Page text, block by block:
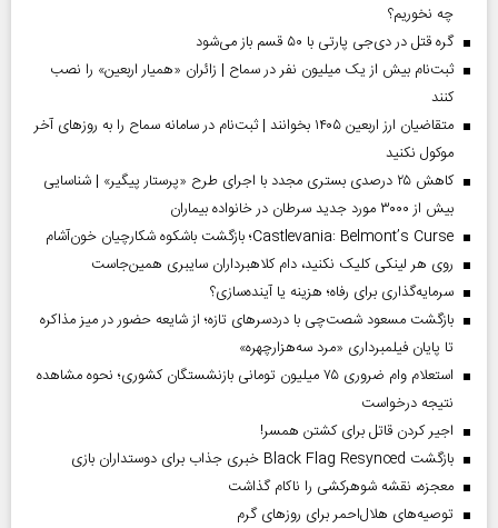
چه نخوریم؟
گره قتل در دی‌جی پارتی با ۵۰ قسم باز می‌شود
ثبت‌نام بیش از یک میلیون نفر در سماح | زائران «همیار اربعین» را نصب
کنند
متقاضیان ارز اربعین ۱۴۰۵ بخوانند | ثبت‌نام در سامانه سماح را به روز‌های آخر
موکول نکنید
کاهش ۲۵ درصدی بستری مجدد با اجرای طرح «پرستار پیگیر» | شناسایی
بیش از ۳۰۰۰ مورد جدید سرطان در خانواده بیماران
Castlevania: Belmont’s Curse؛ بازگشت باشکوه شکارچیان خون‌آشام
روی هر لینکی کلیک نکنید، دام کلاهبرداران سایبری همین‌جاست
سرمایه‌گذاری برای رفاه؛ هزینه یا آینده‌سازی؟
بازگشت مسعود شصت‌چی با دردسر‌های تازه؛ از شایعه حضور در میز مذاکره
تا پایان فیلمبرداری «مرد سه‌هزارچهره»
استعلام وام ضروری ۷۵ میلیون تومانی بازنشستگان کشوری؛ نحوه مشاهده
نتیجه درخواست
اجیر کردن قاتل برای کشتن همسر!
بازگشت Black Flag Resynced خبری جذاب برای دوستداران بازی
معجزه، نقشه شوهرکشی را ناکام گذاشت
توصیه‌های هلال‌احمر برای روز‌های گرم